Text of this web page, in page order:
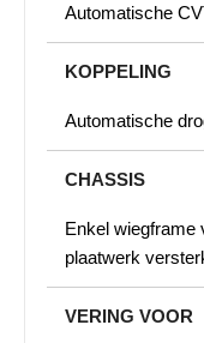
Automatische
KOPPELING
Automatische
CHASSIS
Enkel wiegframe
plaatwerk
VERING VOOR